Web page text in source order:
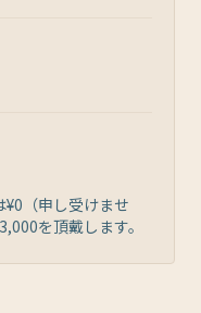
（申し受けませ
を頂戴します。